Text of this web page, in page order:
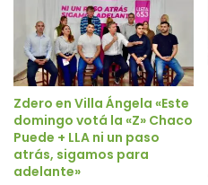
Zdero en Villa Ángela «Este
domingo votá la «Z» Chaco
Puede + LLA ni un paso
atrás, sigamos para
adelante»